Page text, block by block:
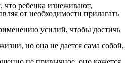
что ребенка изнеживают,
от необходимости прилагать
усилий, чтобы достичь
но она не дается сама собой,